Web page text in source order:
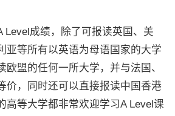
成绩，除了可报读英国、美
亚等所有以英语为母语国家的大学
欧盟的任何一所大学，并与法国、
价，同时还可以直接报读中国香港
高等大学都非常欢迎学习A Level课